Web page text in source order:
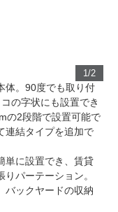
1/2
体。90度でも取り付
の字状にも設置でき
の2段階で設置可能で
連結タイプを追加で
単に設置でき、賃貸
パーテーション。
バックヤードの収納